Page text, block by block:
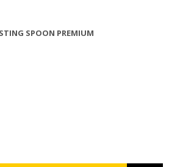
SPOON PREMIUM